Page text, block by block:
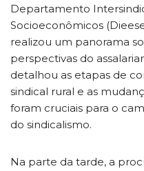
Departamento
Socioeconômicos
realizou um panorama
perspectivas do
detalhou as etapas de
sindical rural e as
foram cruciais para o
do sindicalismo.
Na parte da tarde, a